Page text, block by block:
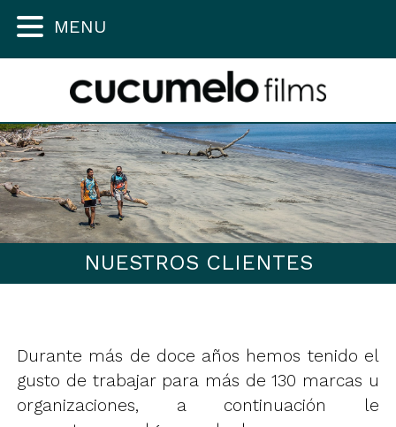
NUESTROS CLIENTES
Durante más de doce años hemos tenido el
gusto de trabajar para más de 130 marcas u
organizaciones, a continuación le
MENU